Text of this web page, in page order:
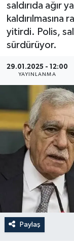
saldırıda ağır
kaldırılmasına
yitirdi. Polis,
sürdürüyor.
29.01.2025 - 12:00
YAYINLANMA
Paylaş
YEREL